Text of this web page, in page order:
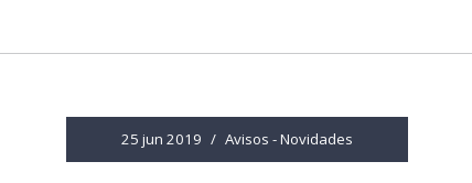
25 jun 2019 / Avisos -Novidades